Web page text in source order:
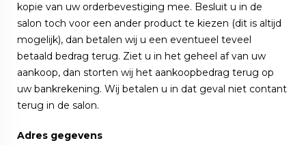
kopie van uw orderbevestiging mee. Besluit u in de
salon toch voor een ander product te kiezen (dit is altijd
mogelijk), dan betalen wij u een eventueel teveel
betaald bedrag terug. Ziet u in het geheel af van uw
aankoop, dan storten wij het aankoopbedrag terug op
uw bankrekening. Wij betalen u in dat geval niet contant
terug in de salon.
Adres gegevens